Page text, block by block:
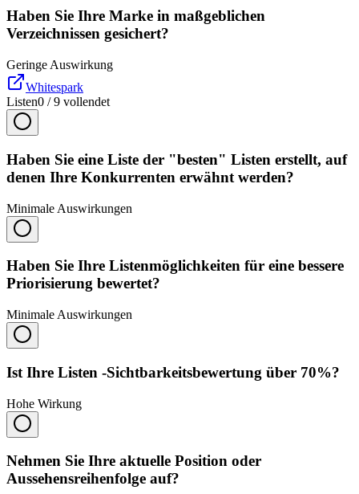
Haben Sie Ihre Marke in maßgeblichen
Verzeichnissen gesichert?
Geringe Auswirkung
Whitespark
Listen0 / 9 vollendet
Haben Sie eine Liste der "besten" Listen erstellt, auf
denen Ihre Konkurrenten erwähnt werden?
Minimale Auswirkungen
Haben Sie Ihre Listenmöglichkeiten für eine bessere
Priorisierung bewertet?
Minimale Auswirkungen
Ist Ihre Listen -Sichtbarkeitsbewertung über 70%?
Hohe Wirkung
Nehmen Sie Ihre aktuelle Position oder
Aussehensreihenfolge auf?